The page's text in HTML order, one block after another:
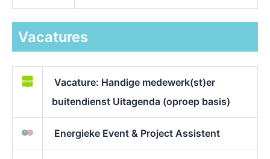
Vacatures
Vacature: Handige medewerk(st)er
buitendienst Uitagenda (oproep basis)
Energieke Event & Project Assistent